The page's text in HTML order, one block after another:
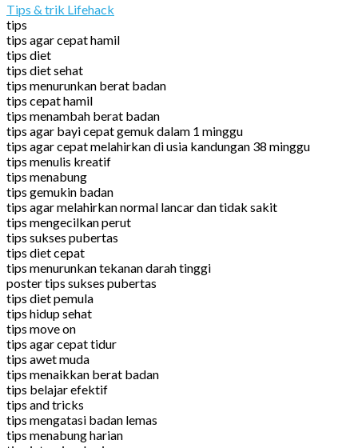
Tips & trik Lifehack
tips
tips agar cepat hamil
tips diet
tips diet sehat
tips menurunkan berat badan
tips cepat hamil
tips menambah berat badan
tips agar bayi cepat gemuk dalam 1 minggu
tips agar cepat melahirkan di usia kandungan 38 minggu
tips menulis kreatif
tips menabung
tips gemukin badan
tips agar melahirkan normal lancar dan tidak sakit
tips mengecilkan perut
tips sukses pubertas
tips diet cepat
tips menurunkan tekanan darah tinggi
poster tips sukses pubertas
tips diet pemula
tips hidup sehat
tips move on
tips agar cepat tidur
tips awet muda
tips menaikkan berat badan
tips belajar efektif
tips and tricks
tips mengatasi badan lemas
tips menabung harian